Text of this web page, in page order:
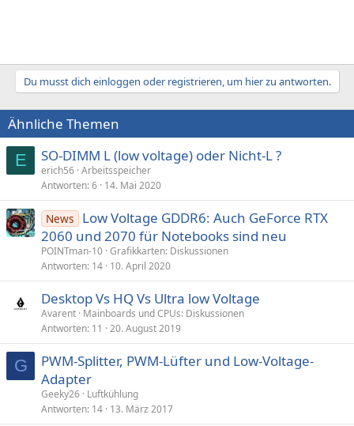
Du musst dich einloggen oder registrieren, um hier zu antworten.
Ähnliche Themen
E SO-DIMM L (low voltage) oder Nicht-L ?
erich56 Arbeitsspeicher
Antworten 6 14. Mai 2020
News
Low Voltage GDDR6: Auch GeForce RTX
2060 und 2070 für Notebooks sind neu
POINTman-10 Grafikkarten: Diskussionen
Antworten 14 10. April 2020
Desktop Vs HQ Vs Ultra low Voltage
Avarent Mainboards und CPUs: Diskussionen
Antworten 11 20. August 2019
G
PWM-Splitter, PWM-Lüfter und Low-Voltage-
Adapter
Geeky26 Luftkühlung
Antworten 14 13. März 2017